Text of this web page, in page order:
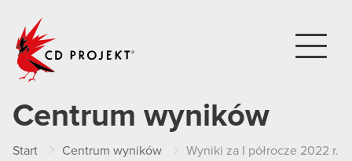
Centrum wyników
Start Centrum wyników Wyniki za I półrocze 2022 r.